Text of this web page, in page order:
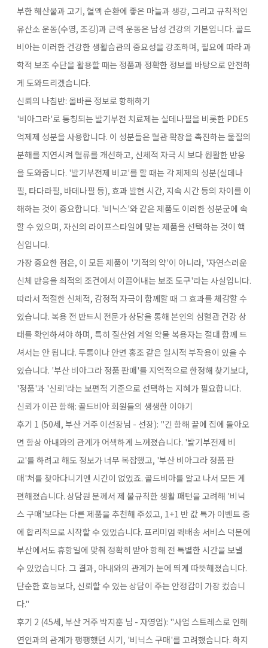
부한 해산물과 고기, 혈액 순환에 좋은 마늘과 생강, 그리고 규칙적인
유산소 운동(수영, 조깅)과 근력 운동은 남성 건강의 기본입니다. 골드
비아는 이러한 건강한 생활습관의 중요성을 강조하며, 필요에 따라 과
학적 보조 수단을 활용할 때는 정품과 정확한 정보를 바탕으로 안전하
게 도와드리겠습니다.
신뢰의 나침반: 올바른 정보로 항해하기
'비아그라'로 통칭되는 발기부전 치료제는 실데나필을 비롯한 PDE5
억제제 성분을 사용합니다. 이 성분들은 혈관 확장을 촉진하는 물질의
분해를 지연시켜 혈류를 개선하고, 신체적 자극 시 보다 원활한 반응
을 도와줍니다. '발기부전제 비교'를 할 때는 각 제제의 성분(실데나
필, 타다라필, 바데나필 등), 효과 발현 시간, 지속 시간 등의 차이를 이
해하는 것이 중요합니다. '비닉스'와 같은 제품도 이러한 성분군에 속
할 수 있으며, 자신의 라이프스타일에 맞는 제품을 선택하는 것이 핵
심입니다.
가장 중요한 점은, 이 모든 제품이 '기적의 약'이 아니라, '자연스러운
신체 반응을 최적의 조건에서 이끌어내는 보조 도구'라는 사실입니다.
따라서 적절한 신체적, 감정적 자극이 함께할 때 그 효과를 체감할 수
있습니다. 복용 전 반드시 전문가 상담을 통해 본인의 심혈관 건강 상
태를 확인하셔야 하며, 특히 질산염 계열 약물 복용자는 절대 함께 드
셔서는 안 됩니다. 두통이나 안면 홍조 같은 일시적 부작용이 있을 수
있습니다. '부산 비아그라 정품 판매'를 지역적으로 한정해 찾기보다,
'정품'과 '신뢰'라는 보편적 기준으로 선택하는 지혜가 필요합니다.
신뢰가 이끈 항해: 골드비아 회원들의 생생한 이야기
후기 1 (50세, 부산 거주 이선장님 - 선장):​ "긴 항해 끝에 집에 돌아오
면 항상 아내와의 관계가 어색하게 느껴졌습니다. '발기부전제 비
교'를 하려고 해도 정보가 너무 복잡했고, '부산 비아그라 정품 판
매'처를 찾아다니기엔 시간이 없었죠. 골드비아를 알고 나서 모든 게
편해졌습니다. 상담원 분께서 제 불규칙한 생활 패턴을 고려해 '비닉
스 구매'보다는 다른 제품을 추천해 주셨고, 1+1 반 값 특가 이벤트 중
에 합리적으로 시작할 수 있었습니다. 프리미엄 퀵배송 서비스​ 덕분에
부산에서도 휴항일에 맞춰 정확히 받아 항해 전 특별한 시간을 보낼
수 있었습니다. 그 결과, 아내와의 관계가 눈에 띄게 따뜻해졌습니다.
단순한 효능보다, 신뢰할 수 있는 상담이 주는 안정감이 가장 컸습니
다."
후기 2 (45세, 부산 거주 박지훈 님 - 자영업):​ "사업 스트레스로 인해
연인과의 관계가 팽팽했던 시기, '비닉스 구매'를 고려했습니다. 하지